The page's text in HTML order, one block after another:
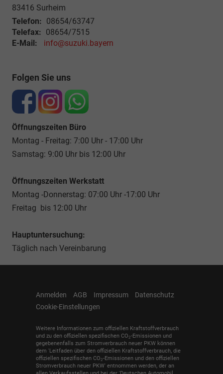
83416 Surheim
Telefon: 08654/63747
Telefax: 08654/7515
E-Mail:
info@suzuki.bayern
Folgen Sie uns
Öffnungszeiten Büro
Montag - Freitag: 7:00 Uhr - 17:00 Uhr
Samstag: 9:00 Uhr bis 12:00 Uhr
Öffnungszeiten Werkstatt
Montag -Donnerstag: 07:00 Uhr -17:00 Uhr
Freitag bis 12:00 Uhr
Hauptuntersuchung:
Täglich nach Vereinbarung
Anmelden AGB Impressum
Datenschutz
Cookie-Einstellungen
Weitere Informationen zum offiziellen Kraftstoffverbrauch
und zu den offiziellen spezifischen CO2-Emissionen und
gegebenenfalls zum Stromverbrauch neuer PKW können
dem 'Leitfaden über den offiziellen Kraftstoffverbrauch, die
offiziellen spezifischen CO2-Emissionen und den offiziellen
Stromverbrauch neuer PKW' entnommen werden, der an